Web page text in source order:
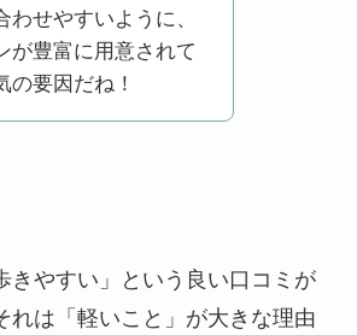
わせやすいように、
が豊富に用意されて
の要因だね！
きやすい」という良い口コミが
れは「軽いこと」が大きな理由